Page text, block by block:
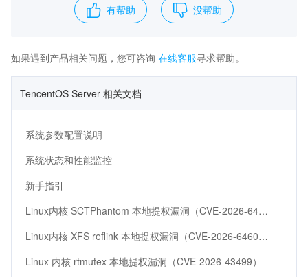
有帮助 没帮助
如果遇到产品相关问题，您可咨询 在线客服寻求帮助。
TencentOS Server 相关文档
系统参数配置说明
系统状态和性能监控
新手指引
Linux内核 SCTPhantom 本地提权漏洞（CVE-2026-64564）
Linux内核 XFS reflink 本地提权漏洞（CVE-2026-64600）
Linux 内核 rtmutex 本地提权漏洞（CVE-2026-43499）